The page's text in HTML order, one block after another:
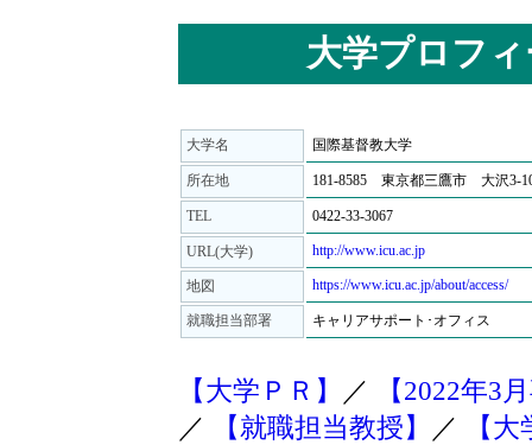
大学プロフ
大学名 国際基督教大学
所在地 181-8585 東京都三鷹市 大沢3-
TEL 0422-33-3067
URL(大学) http://www.icu.ac.jp
地図 https://www.icu.ac.jp/about/access/
就職担当部署 キャリアサポート･オフィス
【大学ＰＲ】 ／
【2022年3
／
【就職担当教授】 ／
【